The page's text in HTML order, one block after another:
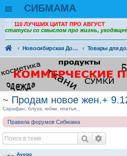
СИБМАМА
110 ЛУЧШИХ ЦИТАТ ПРО АВГУСТ
статусы со смыслом про жизнь,
Новосибирская Доска объявлений
~ Продам новое жен.+
Сарафан, блуза, юбки, платья...
Правила форумов Сибмама
Avego